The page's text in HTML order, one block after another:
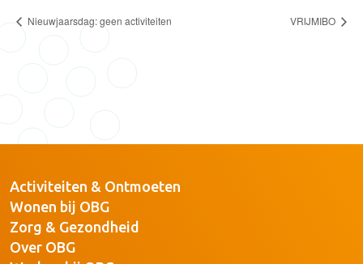
Nieuwjaarsdag: geen activiteiten VRIJMIBO
Activiteiten & Ontmoeten
Wonen bij OBG
Zorg & Gezondheid
Over OBG